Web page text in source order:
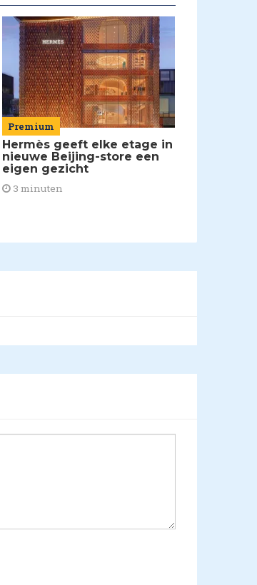
Premium
Hermès geeft elke etage in
nieuwe Beijing-store een
eigen gezicht
3 minuten